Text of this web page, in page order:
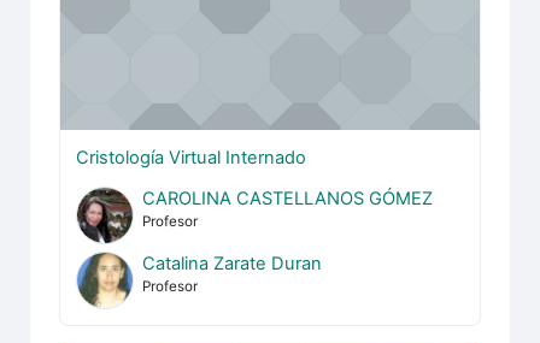
Cristología Virtual Internado
CAROLINA CASTELLANOS GÓMEZ
Profesor
Catalina Zarate Duran
Profesor